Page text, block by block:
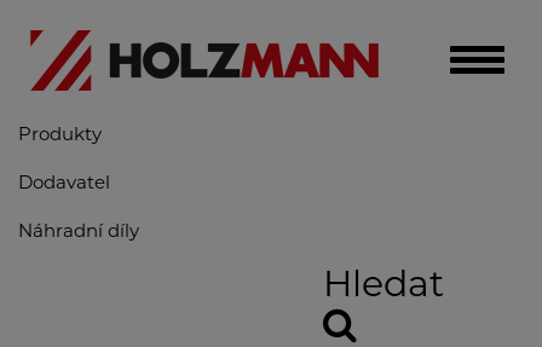
Toggle
Produkty
Dodavatel
Náhradní díly
Hledat